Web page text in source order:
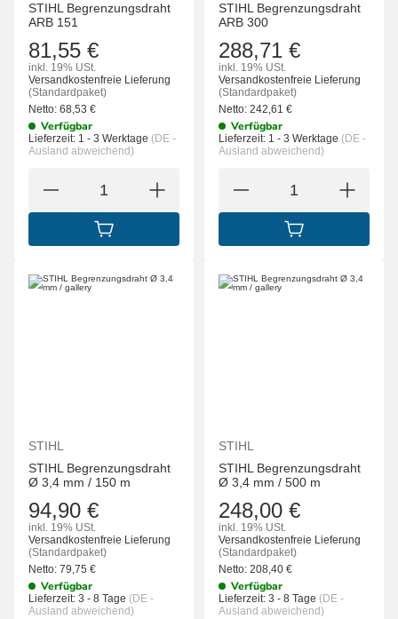
STIHL Begrenzungsdraht
ARB 151
81,55 €
inkl. 19% USt.
Versandkostenfreie Lieferung
(Standardpaket)
Netto: 68,53 €
Verfügbar
Lieferzeit: 1 - 3 Werktage (DE -
Ausland abweichend)
IN DEN WARENKORB
STIHL Begrenzungsdraht
ARB 300
288,71 €
inkl. 19% USt.
Versandkostenfreie Lieferung
(Standardpaket)
Netto: 242,61 €
Verfügbar
Lieferzeit: 1 - 3 Werktage (DE -
Ausland abweichend)
IN DEN
STIHL
STIHL Begrenzungsdraht
Ø 3,4 mm / 150 m
94,90 €
inkl. 19% USt.
Versandkostenfreie Lieferung
(Standardpaket)
Netto: 79,75 €
Verfügbar
Lieferzeit: 3 - 8 Tage (DE -
Ausland abweichend)
STIHL
STIHL Begrenzungsdraht
Ø 3,4 mm / 500 m
248,00 €
inkl. 19% USt.
Versandkostenfreie Lieferung
(Standardpaket)
Netto: 208,40 €
Verfügbar
Lieferzeit: 3 - 8 Tage (DE -
Ausland abweichend)